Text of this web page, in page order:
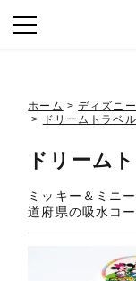
ホーム >ディズニ
>
ドリームトラベ
ドリーム
ミッキー＆ミニ
道府県の吸水コ